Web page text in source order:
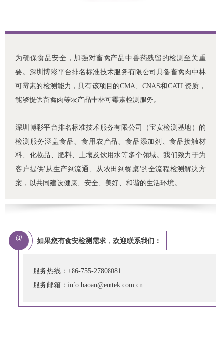
为确保食品安全，加强对畜禽产品中兽药残留的检测至关重
要。深圳博彩平台排名标准技术服务有限公司具备畜禽肉中林
可霉素的检测能力，具有该项目的CMA、CNAS和CATL资质，
能够提供畜禽肉等农产品中林可霉素检测服务。
深圳博彩平台排名标准技术服务有限公司（宝安检测基地）的
检测服务涵盖食品、食用农产品、食品添加剂、食品接触材
料、化妆品、肥料、土壤及饮用水等多个领域。我们致力于为
客户提供'从生产到流通、从农田到餐桌'的全流程检测解决方
案，以共同建设健康、安全、美好、和谐的生活环境。
@ 如果您有食安检测需求，欢迎联系我们：
服务热线：+86-755-27808081
服务邮箱：info.baoan@emtek.com.cn